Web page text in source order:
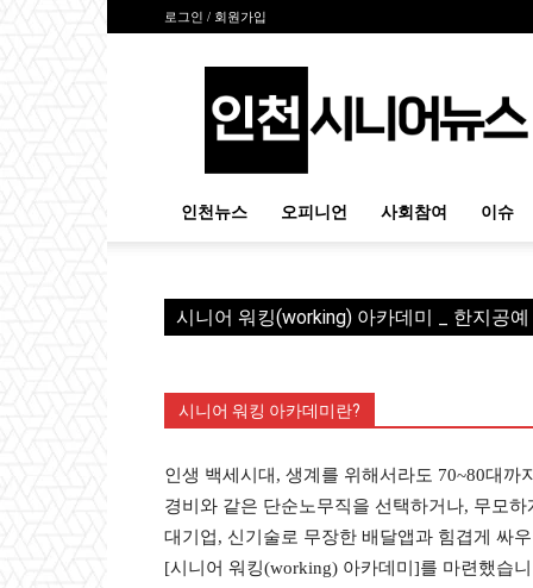
로그인 / 회원가입
시
인천뉴스 오피니언 사회참여 이슈
시니어 워킹(working) 아카데미 _ 한지공
시니어 워킹 아카데미란?
인생 백세시대, 생계를 위해서라도 70~80대
경비와 같은 단순노무직을 선택하거나, 무모
대기업, 신기술로 무장한 배달앱과 힘겹게 싸
[시니어 워킹(working) 아카데미]를 마련했습